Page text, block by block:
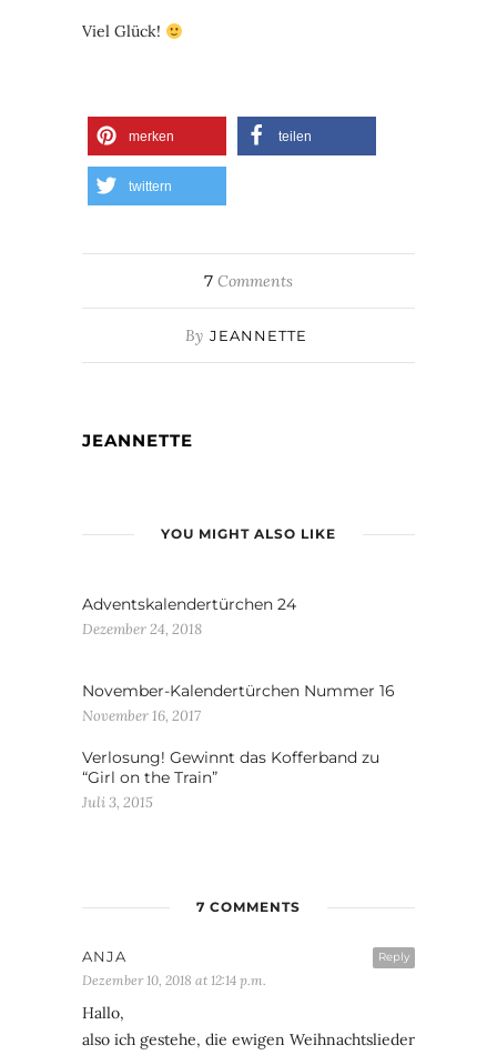
Viel Glück!
merken teilen
twittern
7 Comments
By JEANNETTE
JEANNETTE
YOU MIGHT ALSO LIKE
Adventskalendertürchen 24
Dezember 24, 2018
November-Kalendertürchen Nummer 16
November 16, 2017
Verlosung! Gewinnt das Kofferband zu
“Girl on the Train”
Juli 3, 2015
7 COMMENTS
Reply
ANJA
Dezember 10, 2018 at 12:14 p.m.
Hallo,
also ich gestehe, die ewigen Weihnachtslieder